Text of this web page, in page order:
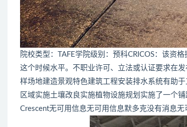
院校类型：TAFE学院级别：预科CRICOS：该资
这个时候水平。不职业许可、立法或认证要求在
样场地建造景观特色建筑工程安装排水系统有助
区域实施土壤改良实施植物设施规划实施了一个
Crescent无可用信息无可用信息默多克没有消息无